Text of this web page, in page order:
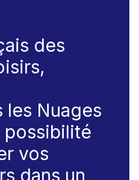
des
les Nuages
vos
dans un